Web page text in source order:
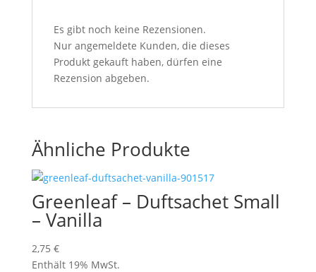
Es gibt noch keine Rezensionen.
Nur angemeldete Kunden, die dieses
Produkt gekauft haben, dürfen eine
Rezension abgeben.
Ähnliche Produkte
Greenleaf – Duftsachet Small
– Vanilla
2,75 €
Enthält 19% MwSt.